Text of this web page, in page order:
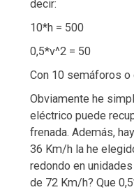
decir:
10*h = 500
0,5*v^2 = 50
Con 10 semáforos o
Obviamente he
eléctrico puede
frenada. Además,
36 Km/h la he
redondo en
de 72 Km/h? Que